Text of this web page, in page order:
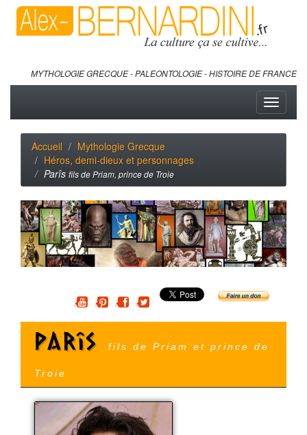
MYTHOLOGIE GRECQUE - PALEONTOLOGIE - HISTOIRE DE FRANCE
Toggle
Accueil
Mythologie Grecque
Héros, demi-dieux et personnages
Parîs fils de Priam, prince de Troie
Parîs fils de Priam et prince de
Troie